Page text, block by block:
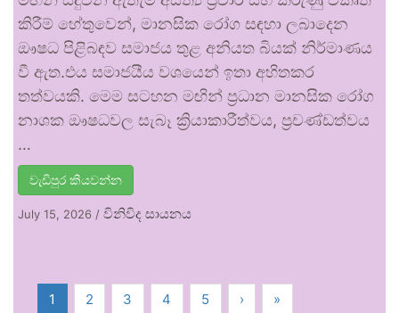
කිරීම් හේතුවෙන්, මානසික රෝග සඳහා ලබාදෙන
ඖෂධ පිළිබඳව සමාජය තුළ අනියත බියක් නිර්මාණය
වී ඇත.එය සමාජයීය වශයෙන් ඉතා අහිතකර
තත්වයකි. මෙම සටහන මඟින් ප්‍රධාන මානසික රෝග
නාශක ඖෂධවල සැබෑ ක්‍රියාකාරීත්වය, ප්‍රචණ්ඩත්වය
…
වැඩිපුර කියවන්න
July 15, 2026 / විනිවිද සායනය
1 2 3 4 5 › »